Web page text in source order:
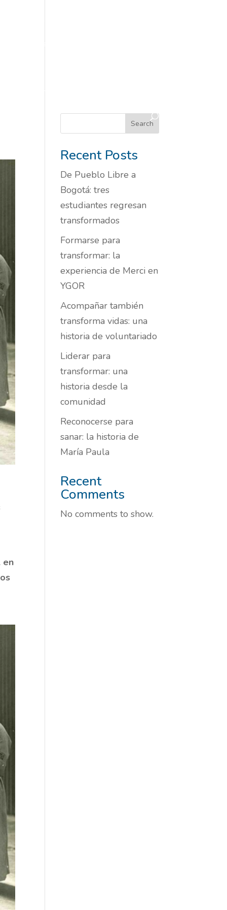
inspiradoras
YMCA en medios
en
Search
Recent Posts
De Pueblo Libre a
Bogotá: tres
estudiantes regresan
transformados
Formarse para
transformar: la
experiencia de Merci en
YGOR
Acompañar también
transforma vidas: una
historia de voluntariado
Liderar para
transformar: una
historia desde la
comunidad
Reconocerse para
sanar: la historia de
María Paula
Recent
Comments
No comments to show.